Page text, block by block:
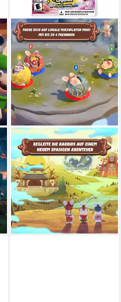
UBISOFT
Nintendo Switch Spiel
Rabbids: Party of Legends -
Nintendo Switch Plattform
ab 0 Jahren USK-Freigabe
29,95 € 34,95 €
-14%
lieferbar - in 5-6 Werktagen bei dir